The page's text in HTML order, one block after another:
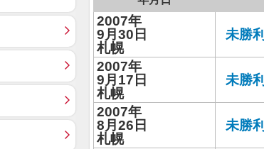
2007年
9月30日
札幌
未勝利
2007年
9月17日
札幌
未勝利
2007年
8月26日
札幌
未勝利